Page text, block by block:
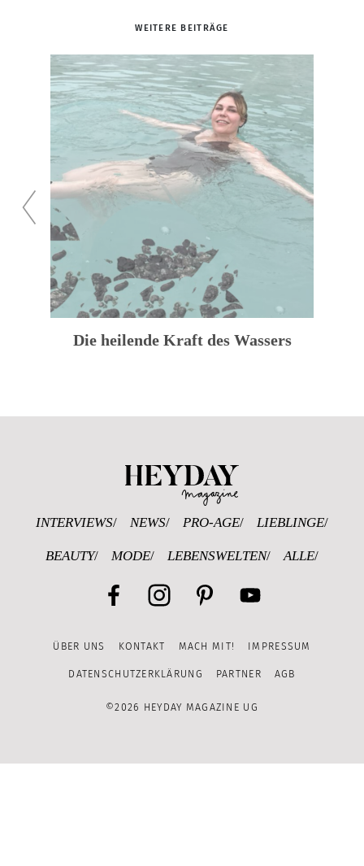
WEITERE BEITRÄGE
Die heilende Kraft des Wassers
zuück
INTERVIEWS NEWS PRO-AGE LIEBLINGE
BEAUTY MODE LEBENSWELTEN ALLE
Channel
ÜBER UNS KONTAKT MACH MIT! IMPRESSUM
DATENSCHUTZERKLÄRUNG PARTNER AGB
©2026 HEYDAY MAGAZINE UG